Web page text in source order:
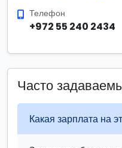
Телефон
+972 55 240 2434
Часто
Какая зарплата на